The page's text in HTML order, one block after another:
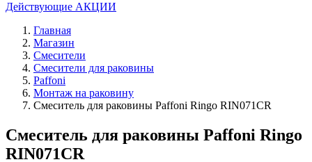
Действующие АКЦИИ
Главная
Магазин
Смесители
Смесители для раковины
Paffoni
Монтаж на раковину
Смеситель для раковины Paffoni Ringo RIN071CR
Смеситель для раковины Paffoni Ringo
RIN071CR